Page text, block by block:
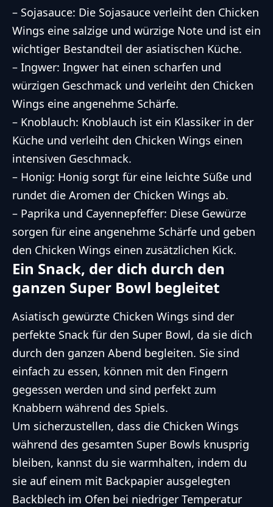
– Sojasauce: Die Sojasauce verleiht den Chicken
Wings eine salzige und würzige Note und ist ein
wichtiger Bestandteil der asiatischen Küche.
– Ingwer: Ingwer hat einen scharfen und
würzigen Geschmack und verleiht den Chicken
Wings eine angenehme Schärfe.
– Knoblauch: Knoblauch ist ein Klassiker in der
Küche und verleiht den Chicken Wings einen
intensiven Geschmack.
– Honig: Honig sorgt für eine leichte Süße und
rundet die Aromen der Chicken Wings ab.
– Paprika und Cayennepfeffer: Diese Gewürze
sorgen für eine angenehme Schärfe und geben
den Chicken Wings einen zusätzlichen Kick.
Ein Snack, der dich durch den
ganzen Super Bowl begleitet
Asiatisch gewürzte Chicken Wings sind der
perfekte Snack für den Super Bowl, da sie dich
durch den ganzen Abend begleiten. Sie sind
einfach zu essen, können mit den Fingern
gegessen werden und sind perfekt zum
Knabbern während des Spiels.
Um sicherzustellen, dass die Chicken Wings
während des gesamten Super Bowls knusprig
bleiben, kannst du sie warmhalten, indem du
sie auf einem mit Backpapier ausgelegten
Backblech im Ofen bei niedriger Temperatur